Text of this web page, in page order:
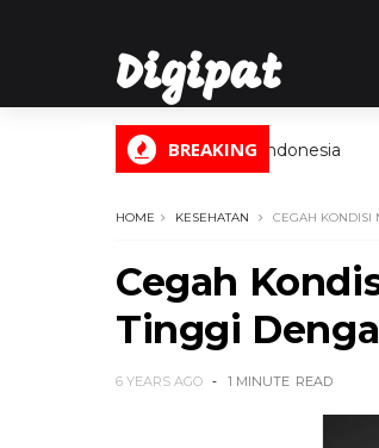
Digipat
Digital Informasi Indonesia
BREAKING
HOME KESEHATAN CEGAH KONDISI
Cegah
Tinggi
6 YEARS AGO 1 MINUTE READ